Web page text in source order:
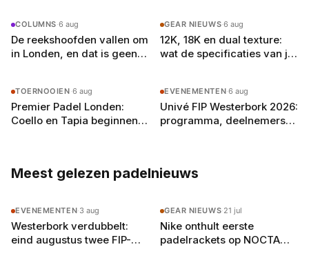
COLUMNS·6 aug
De reekshoofden vallen om
in Londen, en dat is geen
GEAR NIEUWS·6 aug
12K, 18K en dual texture:
wat de specificaties van je
TOERNOOIEN·6 aug
Premier Padel Londen:
Coello en Tapia beginnen
EVENEMENTEN·6 aug
Univé FIP Westerbork 2026:
programma, deelnemers
Meest gelezen padelnieuws
EVENEMENTEN·3 aug
Westerbork verdubbelt:
eind augustus twee FIP-
GEAR NIEUWS·21 jul
Nike onthult eerste
padelrackets op NOCTA